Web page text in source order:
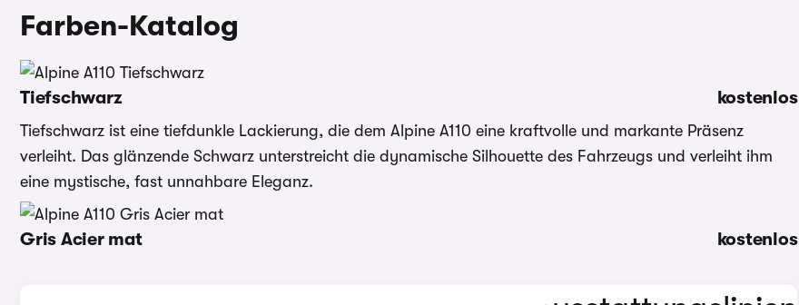
Farben-Katalog
Tiefschwarz kostenlos
Tiefschwarz ist eine tiefdunkle Lackierung, die dem Alpine A110 eine kraftvolle und markante Präsenz
verleiht. Das glänzende Schwarz unterstreicht die dynamische Silhouette des Fahrzeugs und verleiht ihm
eine mystische, fast unnahbare Eleganz.
Gris Acier mat kostenlos